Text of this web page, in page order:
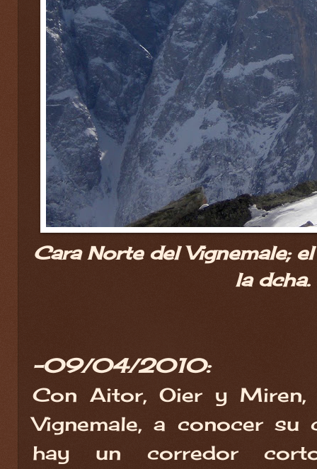
Cara Norte del Vignemale;
la dcha.
-09/04/2010:
Con Aitor, Oier y Miren,
Vignemale, a conocer su
hay un corredor